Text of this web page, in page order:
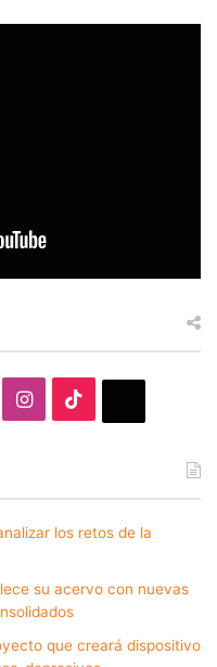
Instagram
los retos de la
su acervo con nuevas
que creará dispositivo